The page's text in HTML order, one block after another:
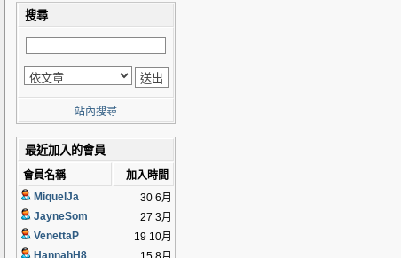
搜尋
站內搜尋
最近加入的會員
會員名稱
加入時間
MiquelJa
30 6月
JayneSom
27 3月
VenettaP
19 10月
HannahH8